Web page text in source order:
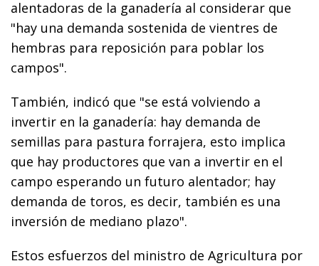
alentadoras de la ganadería al considerar que
"hay una demanda sostenida de vientres de
hembras para reposición para poblar los
campos".
También, indicó que "se está volviendo a
invertir en la ganadería: hay demanda de
semillas para pastura forrajera, esto implica
que hay productores que van a invertir en el
campo esperando un futuro alentador; hay
demanda de toros, es decir, también es una
inversión de mediano plazo".
Estos esfuerzos del ministro de Agricultura por